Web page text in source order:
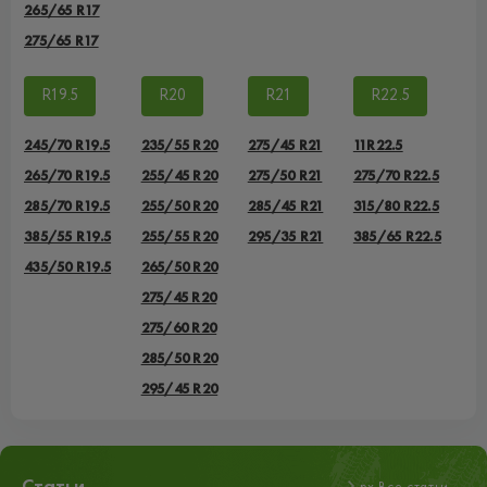
265/65 R17
275/65 R17
R19.5
245/70 R19.5
265/70 R19.5
285/70 R19.5
385/55 R19.5
435/50 R19.5
R20
235/55 R20
255/45 R20
255/50 R20
255/55 R20
265/50 R20
275/45 R20
275/60 R20
285/50 R20
295/45 R20
R21
275/45 R21
275/50 R21
285/45 R21
295/35 R21
R22.5
11R22.5
275/70 R22.5
315/80 R22.5
385/65 R22.5